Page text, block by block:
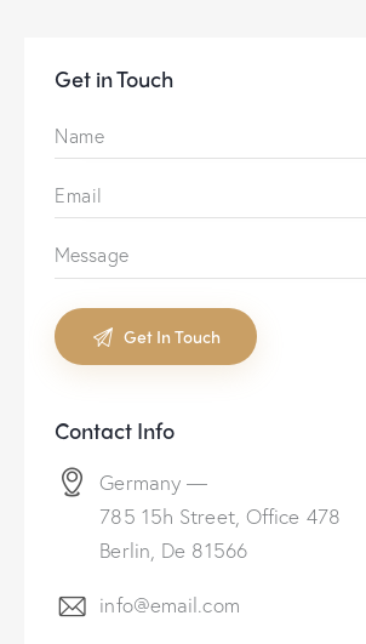
Get in Touch
Contact Info
Germany —
785 15h Street, Office 478
Berlin, De 81566
info@email.com